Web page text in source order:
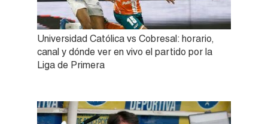
Universidad Católica vs Cobresal: horario,
canal y dónde ver en vivo el partido por la
Liga de Primera